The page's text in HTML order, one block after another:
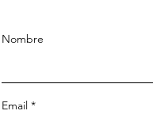
Nombre
Email